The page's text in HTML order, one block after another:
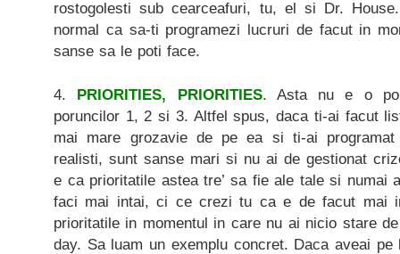
rostogolesti sub cearceafuri, tu, el si Dr.
normal ca sa-ti programezi lucruri de facut in
sanse sa le poti face.
4. PRIORITIES, PRIORITIES. Asta nu e o
poruncilor 1, 2 si 3. Altfel spus, daca ti-ai facut
mai mare grozavie de pe ea si ti-ai
realisti, sunt sanse mari si nu ai de gestionat
e ca prioritatile astea tre’ sa fie ale tale si numai
faci mai intai, ci ce crezi tu ca e de facut mai
prioritatile in momentul in care nu ai nicio stare
day. Sa luam un exemplu concret. Daca aveai